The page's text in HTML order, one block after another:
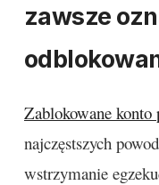
zawsze
Zablokowane konto
najczęstszych
wstrzymanie